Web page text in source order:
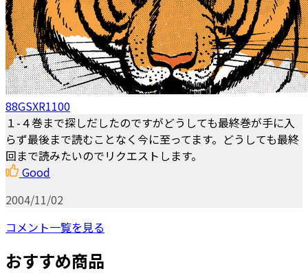
88GSXR1100
１-４巻まで探しだしたのですがどうしても最終巻が手に入
らず最後まで読むことなく今に至ってます。どうしても最終
回まで読みたいのでリクエストします。
Good
2004/11/02
コメント一覧を見る
おすすめ商品